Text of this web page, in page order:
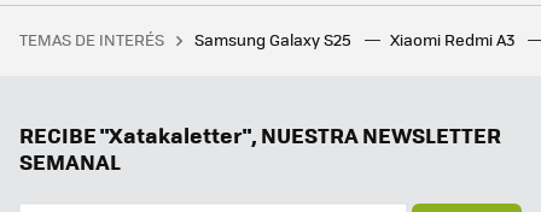
Motorola Moto G64 5G: una batería enorme y pantalla a 120 Hz a muy buen precio
Una jardinera ganó más de un millón de euros por el fallo de una web de juegos. Le dijeron que solo le pagarían 20.000, y ha ganado el juicio
TEMAS DE INTERÉS Samsung Galaxy S25 Xiaomi Redmi A3
RECIBE "Xatakaletter", NUESTRA NEWSLETTER
SEMANAL